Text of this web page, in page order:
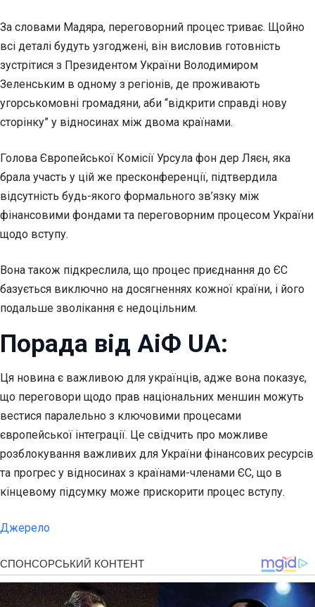
За словами Мадяра, переговорний процес триває. Щойно
всі деталі будуть узгоджені, він висловив готовність
зустрітися з Президентом України Володимиром
Зеленським в одному з регіонів, де проживають
угорськомовні громадяни, аби “відкрити справді нову
сторінку” у відносинах між двома країнами.
Голова Європейської Комісії Урсула фон дер Ляєн, яка
брала участь у цій же пресконференції, підтвердила
відсутність будь-якого формального зв’язку між
фінансовими фондами та переговорним процесом України
щодо вступу.
Вона також підкреслила, що процес приєднання до ЄС
базується виключно на досягненнях кожної країни, і його
подальше зволікання є недоцільним.
Порада від АіФ UA:
Ця новина є важливою для українців, адже вона показує,
що переговори щодо прав національних меншин можуть
вестися паралельно з ключовими процесами
європейської інтеграції. Це свідчить про можливе
розблокування важливих для України фінансових ресурсів
та прогрес у відносинах з країнами-членами ЄС, що в
кінцевому підсумку може прискорити процес вступу.
Джерело